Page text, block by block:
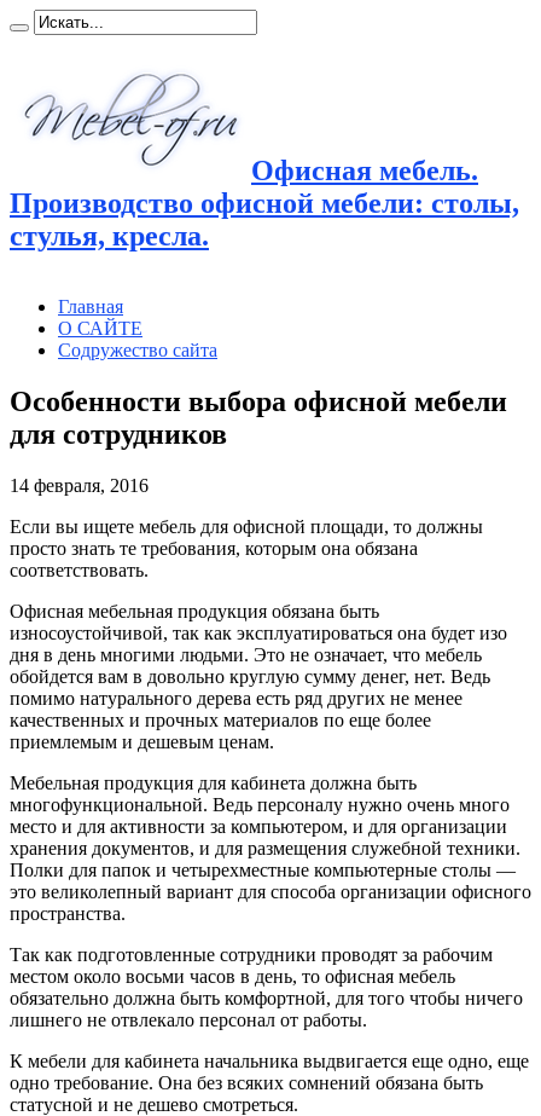
Офисная мебель.
Производство офисной мебели: столы,
стулья, кресла.
Главная
О САЙТЕ
Содружество сайта
Особенности выбора офисной мебели
для сотрудников
14 февраля, 2016
Если вы ищете мебель для офисной площади, то должны
просто знать те требования, которым она обязана
соответствовать.
Офисная мебельная продукция обязана быть
износоустойчивой, так как эксплуатироваться она будет изо
дня в день многими людьми. Это не означает, что мебель
обойдется вам в довольно круглую сумму денег, нет. Ведь
помимо натурального дерева есть ряд других не менее
качественных и прочных материалов по еще более
приемлемым и дешевым ценам.
Мебельная продукция для кабинета должна быть
многофункциональной. Ведь персоналу нужно очень много
место и для активности за компьютером, и для организации
хранения документов, и для размещения служебной техники.
Полки для папок и четырехместные компьютерные столы —
это великолепный вариант для способа организации офисного
пространства.
Так как подготовленные сотрудники проводят за рабочим
местом около восьми часов в день, то офисная мебель
обязательно должна быть комфортной, для того чтобы ничего
лишнего не отвлекало персонал от работы.
К мебели для кабинета начальника выдвигается еще одно, еще
одно требование. Она без всяких сомнений обязана быть
статусной и не дешево смотреться.